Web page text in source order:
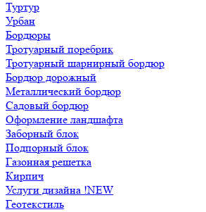
Туртур
Урбан
Бордюры
Тротуарный поребрик
Тротуарный шарнирный бордюр
Бордюр дорожный
Металлический бордюр
Садовый бордюр
Оформление ландшафта
Заборный блок
Подпорный блок
Газонная решетка
Кирпич
Услуги дизайна !NEW
Геотекстиль